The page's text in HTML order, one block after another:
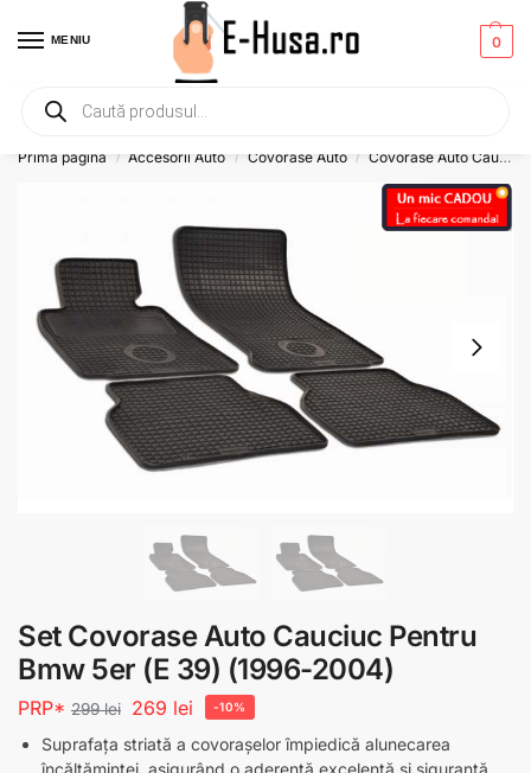
MENIU 0
Primesti un mic
Prima pagină / Accesorii Auto / Covorase Auto / Covorase Auto Cauciuc
Set Covorase Auto Cauciuc Pentru
Bmw 5er (E 39) (1996-2004)
PRP* 299lei 269 lei -10%
Suprafața striată a covorașelor împiedică alunecarea
încălțămintei, asigurând o aderență excelentă și siguranță.